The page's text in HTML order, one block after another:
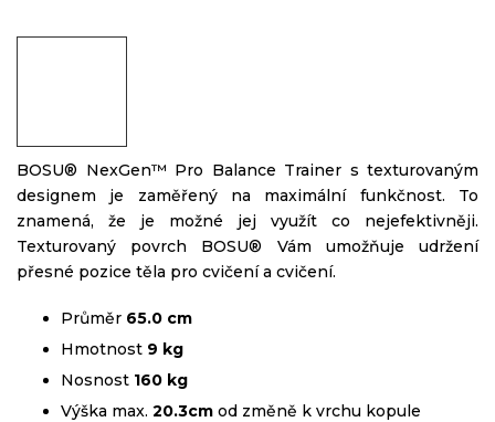
BOSU® NexGen™ Pro Balance Trainer s texturovaným
designem je zaměřený na maximální funkčnost. To
znamená, že je možné jej využít co nejefektivněji.
Texturovaný povrch BOSU® Vám umožňuje udržení
přesné pozice těla pro cvičení a cvičení.
Průměr 65.0 cm
Hmotnost 9 kg
Nosnost 160 kg
Výška max. 20.3cm od změně k vrchu kopule